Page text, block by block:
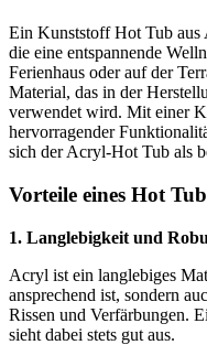
Ein Kunststoff Hot Tub aus
die eine entspannende
Ferienhaus oder auf der
Material, das in der
verwendet wird. Mit einer
hervorragender
sich der Acryl-Hot Tub als
Vorteile eines Hot
1. Langlebigkeit und
Acryl ist ein langlebiges
ansprechend ist, sondern
Rissen und Verfärbungen.
sieht dabei stets gut aus.